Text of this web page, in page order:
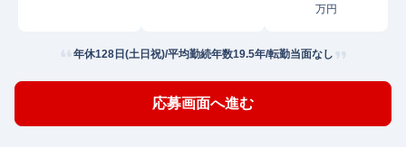
万円
年休128日(土日祝)/平均勤続年数19.5年/転勤当面なし
応募画面へ進む